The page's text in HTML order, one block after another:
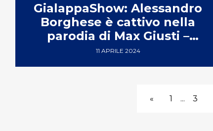
GialappaShow: Alessandro
Borghese è cattivo nella
parodia di Max Giusti –
VIDEO
11 APRILE 2024
« 1 ... 3